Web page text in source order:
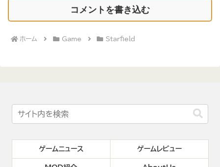
コメントを書き込む
ホーム Game Starfield
ゲームニュース ゲームレビュー